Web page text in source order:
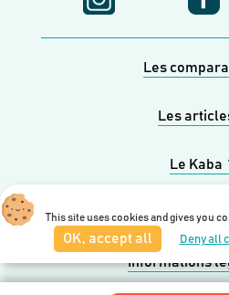
Les
Les
Le Kaba
Entreprise
Informations
This site uses cookies and gives you
OK, accept all Deny all